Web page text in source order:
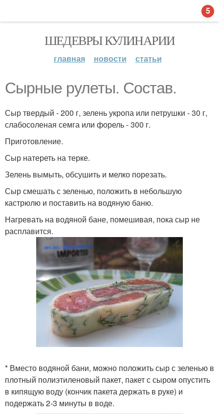
ШЕДЕВРЫ КУЛИНАРИИ
главная новости статьи
Сырные рулеты. Состав.
Сыр твердый - 200 г, зелень укропа или петрушки - 30 г,
слабосоленая семга или форель - 300 г.
Приготовление.
Сыр натереть на терке.
Зелень вымыть, обсушить и мелко порезать.
Сыр смешать с зеленью, положить в небольшую
кастрюлю и поставить на водяную баню.
Нагревать на водяной бане, помешивая, пока сыр не
расплавится.
* Вместо водяной бани, можно положить сыр с зеленью в
плотный полиэтиленовый пакет, пакет с сыром опустить
в кипящую воду (кончик пакета держать в руке) и
подержать 2-3 минуты в воде.
5